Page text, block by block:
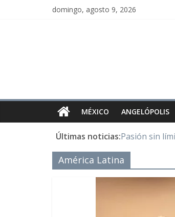
domingo, agosto 9, 2026
MÉXICO ANGELÓPOLIS
Últimas noticias:Pasión sin
Y
Cristo de San
LOS
Juntos hasta
América Latina